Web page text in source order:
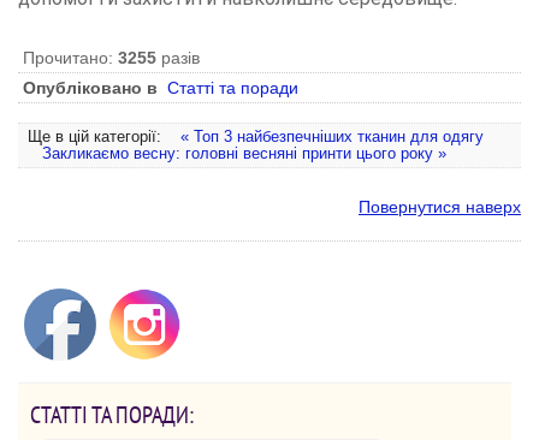
Прочитано: 3255 разів
Опубліковано в Статті та поради
Ще в цій категорії:
« Топ 3 найбезпечніших тканин для одягу
Закликаємо весну: головні весняні принти цього року »
Повернутися наверх
СТАТТІ ТА ПОРАДИ: